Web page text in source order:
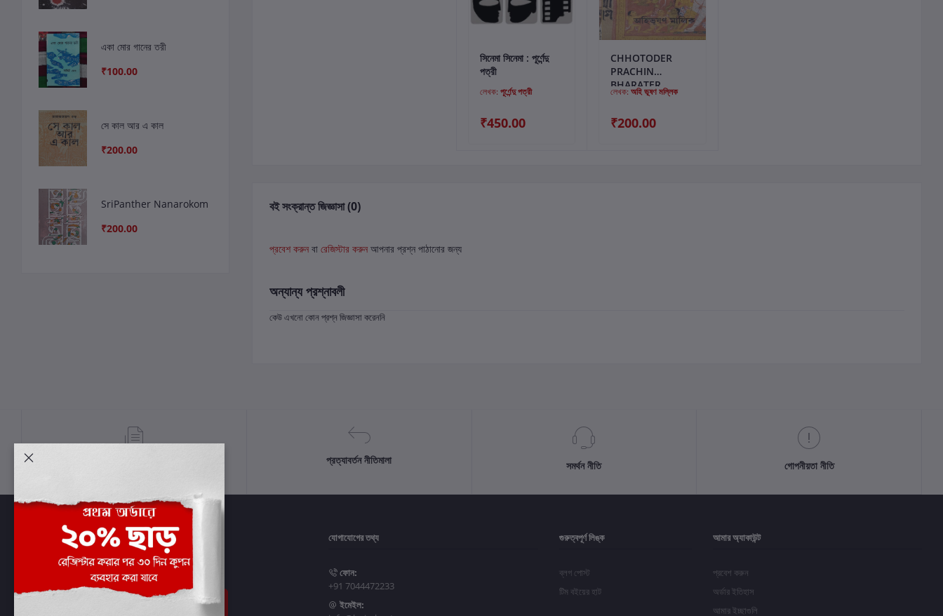
একা মোর গানের তরী
₹100.00
সে কাল আর এ কাল
₹200.00
SriPanther Nanarokom
₹200.00
কার্টে যোগ করুন
সিনেমা সিনেমা : পূর্ণেন্দু
পত্রী
লেখক: পূর্ণেন্দু পত্রী
₹450.00
কার্টে যোগ করুন
CHHOTODER
PRACHIN
BHARATER
CHITRAKALA
লেখক: অহি ভূষণ মল্লিক
₹200.00
বই সংক্রান্ত জিজ্ঞাসা (0)
প্রবেশ করুন বা রেজিস্টার করুন আপনার প্রশ্ন পাঠানোর জন্য
অন্যান্য প্রশ্নাবলী
কেউ এখনো কোন প্রশ্ন জিজ্ঞাসা করেননি
প্রত্যাবর্তন নীতিমালা সমর্থন নীতি গোপনীয়তা নীতি
সাবস্ক্রাইব
যোগাযোগের তথ্য
ফোন:
+91 7044472233
ইমেইল:
গুরুত্বপূর্ণ লিঙ্ক
ব্লগ পোস্ট
টিম বইয়ের হাট
আমার অ্যাকাউন্ট
প্রবেশ করুন
অর্ডার ইতিহাস
আমার ইচ্ছাগুলি